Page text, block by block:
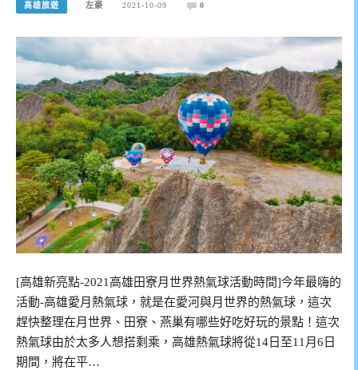
高雄旅遊 左豪 2021-10-09 0
[高雄新亮點-2021高雄田寮月世界熱氣球活動時間]今年最嗨的
活動-高雄愛月熱氣球，就是在愛河與月世界的熱氣球，這次
趕快整理在月世界、田寮、燕巢有哪些好吃好玩的景點！這次
熱氣球由於太多人想搭剩乘，高雄熱氣球將從14日至11月6日
期間，將在平…